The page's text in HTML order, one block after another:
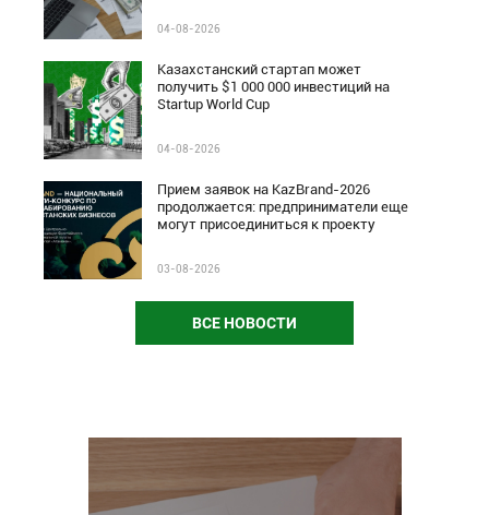
04-08-2026
Казахстанский стартап может
получить $1 000 000 инвестиций на
Startup World Cup
04-08-2026
Прием заявок на KazBrand-2026
продолжается: предприниматели еще
могут присоединиться к проекту
03-08-2026
ВСЕ НОВОСТИ